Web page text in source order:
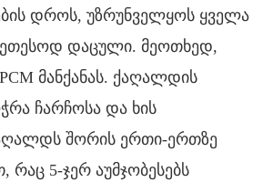
დროს, უზრუნველყოს ყველა
დაცული. მეოთხედ,
PCM მანქანას. ქაღალდის
ჩარჩოსა და ხის
შორის ერთი-ერთზე
რაც 5-ჯერ აუმჯობესებს